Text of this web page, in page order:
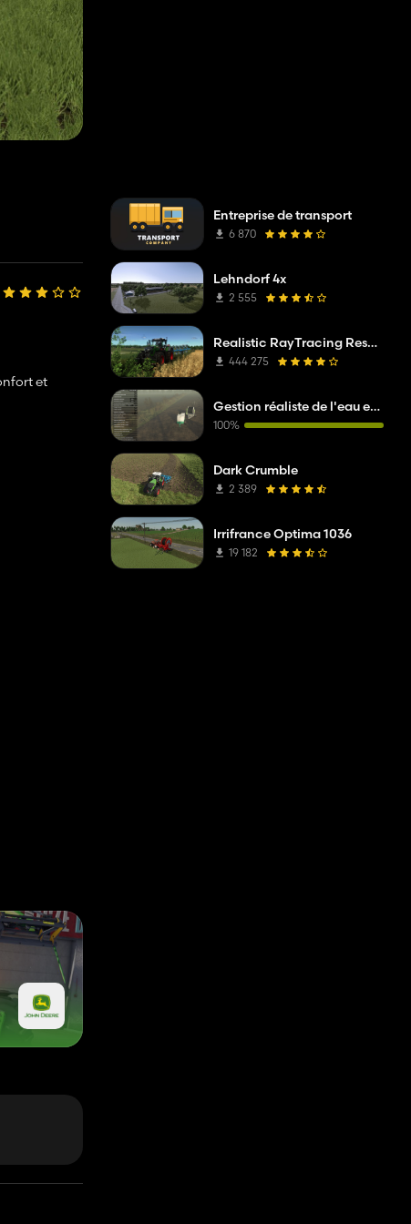
et
Entreprise de transport
6 870
Lehndorf 4x
2 555
Realistic RayTracing Reshade Preset
444 275
Gestion réaliste de l'eau et des sols
100%
Dark Crumble
2 389
Irrifrance Optima 1036
19 182